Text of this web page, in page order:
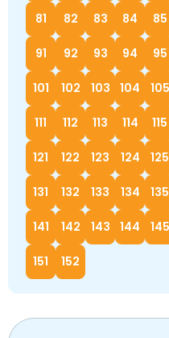
81 82 83 84 85
91 92 93 94 95
101 102 103 104 105
111 112 113 114 115
121 122 123 124 125
131 132 133 134 135
141 142 143 144 145
151 152